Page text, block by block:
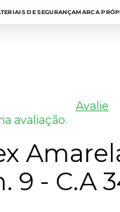
DE SEGURANÇAMARCA
avaliação.
Avalie
9 - C.A